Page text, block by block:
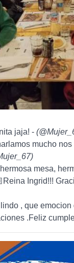
jaja! - (
mucho
)
mesa,
Ingrid!!!
, que
.Feliz